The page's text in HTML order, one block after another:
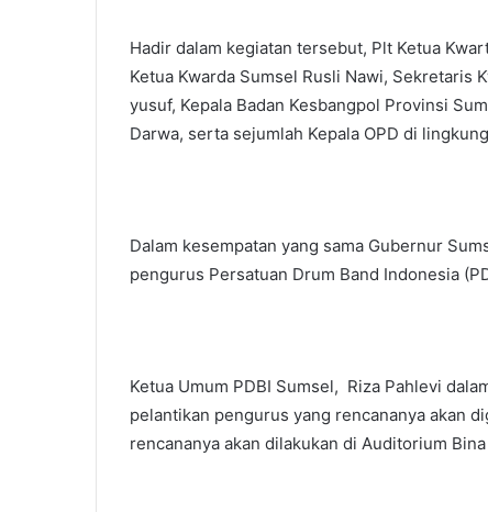
Hadir dalam kegiatan tersebut, Plt Ketua
Ketua Kwarda Sumsel Rusli Nawi, Sekretaris
yusuf, Kepala Badan Kesbangpol Provinsi
Darwa, serta sejumlah Kepala OPD di
Dalam kesempatan yang sama Gubernur
pengurus Persatuan Drum Band Indonesia
Ketua Umum PDBI Sumsel, Riza Pahlevi
pelantikan pengurus yang rencananya akan
rencananya akan dilakukan di Auditorium Bina